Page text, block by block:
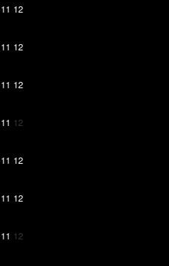
11 12
11 12
11 12
11 12
11 12
11 12
11 12